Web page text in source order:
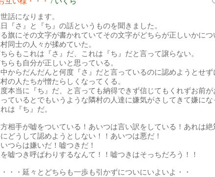
話になります。
『さ』と『ち』の話というものを聞きました。
旗にその文字が書かれていてその文字がどちらが正しいかにつ
同士の人々が揉めていた。
らもこれは『さ』だ、これは『ち』だと言って譲らない。
らも自分が正しいと思っている。
からだんだんと何度『さ』だと言っているのに認めようとせず
の人たちが憎たらしくなってくる。
本当に『ち』だ、と言っても納得できず信じてもくれずお前が
ているとでもいうような隣村の人達に嫌気がさしてきて嫌にな
は『ち』だ。
相手が嘘をついている！あいつは言い訳をしている！あれは絶
どうして認めようとしない！！あいつは悪だ！
つらは嫌いだ！嘘つきだ！
嘘つき呼ばわりするなんて！！嘘つきはそっちだろう！！
・・延々とどちらも一歩も引かずについにいよいよ・・